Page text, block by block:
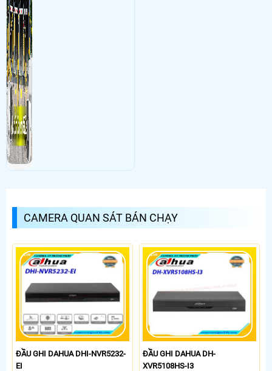
CAMERA QUAN SÁT BÁN CHẠY
ĐẦU GHI DAHUA DHI-NVR5232-
EI
ĐẦU GHI DAHUA DH-
XVR5108HS-I3